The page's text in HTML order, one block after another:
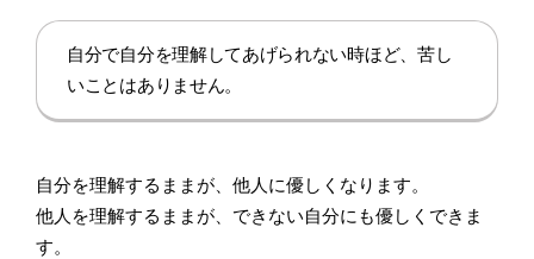
自分で自分を理解してあげられない時ほど、苦し
いことはありません。
自分を理解するままが、他人に優しくなります。
他人を理解するままが、できない自分にも優しくできま
す。